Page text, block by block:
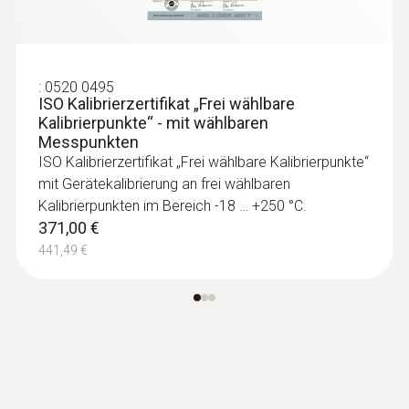
aufdecken, Qualität und Ausführung
Luftdichtigkeit von Fenstern und Türen
überprüfen
Dämmfehler und Wärmebrücken in der
Gebäudehülle finden
Schimmelgefährdete Stellen detektieren
und visualisieren
: 0520 0495
ISO Kalibrierzertifikat „Frei wählbare
Kalibrierpunkte“ - mit wählbaren
Messpunkten
ISO Kalibrierzertifikat „Frei wählbare Kalibrierpunkte“
mit Gerätekalibrierung an frei wählbaren
Kalibrierpunkten im Bereich -18 … +250 °C.
371,00 €
441,49 €